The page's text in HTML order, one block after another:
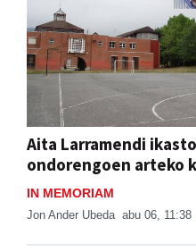
Aita Larramendi
ondorengoen arteko
IN MEMORIAM
Jon Ander Ubeda abu 06, 11:38